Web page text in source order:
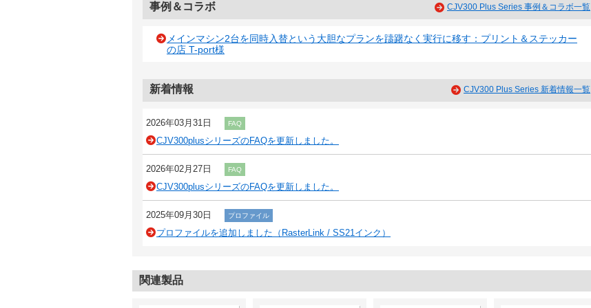
事例＆コラボ CJV300 Plus Series 事例＆コラボ一覧
メインマシン2台を同時入替という大胆なプランを躊躇なく実行に移す：プリント＆ステッカー
の店 T-port様
新着情報 CJV300 Plus Series 新着情報一覧
2026年03月31日 FAQ
CJV300plusシリーズのFAQを更新しました。
2026年02月27日 FAQ
CJV300plusシリーズのFAQを更新しました。
2025年09月30日 プロファイル
プロファイルを追加しました（RasterLink / SS21インク）
関連製品